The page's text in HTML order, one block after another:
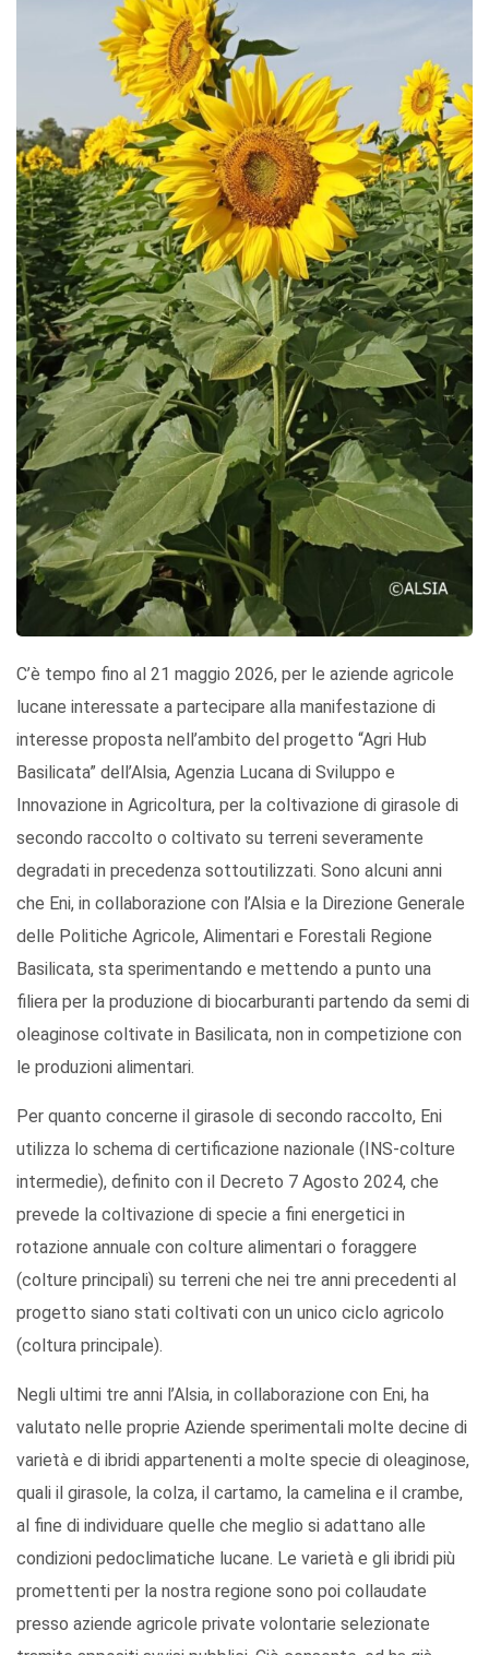
C’è tempo fino al 21 maggio 2026, per le aziende agricole
lucane interessate a partecipare alla manifestazione di
interesse proposta nell’ambito del progetto “Agri Hub
Basilicata” dell’Alsia, Agenzia Lucana di Sviluppo e
Innovazione in Agricoltura, per la coltivazione di girasole di
secondo raccolto o coltivato su terreni severamente
degradati in precedenza sottoutilizzati. Sono alcuni anni
che Eni, in collaborazione con l’Alsia e la Direzione Generale
delle Politiche Agricole, Alimentari e Forestali Regione
Basilicata, sta sperimentando e mettendo a punto una
filiera per la produzione di biocarburanti partendo da semi di
oleaginose coltivate in Basilicata, non in competizione con
le produzioni alimentari.
Per quanto concerne il girasole di secondo raccolto, Eni
utilizza lo schema di certificazione nazionale (INS-colture
intermedie), definito con il Decreto 7 Agosto 2024, che
prevede la coltivazione di specie a fini energetici in
rotazione annuale con colture alimentari o foraggere
(colture principali) su terreni che nei tre anni precedenti al
progetto siano stati coltivati con un unico ciclo agricolo
(coltura principale).
Negli ultimi tre anni l’Alsia, in collaborazione con Eni, ha
valutato nelle proprie Aziende sperimentali molte decine di
varietà e di ibridi appartenenti a molte specie di oleaginose,
quali il girasole, la colza, il cartamo, la camelina e il crambe,
al fine di individuare quelle che meglio si adattano alle
condizioni pedoclimatiche lucane. Le varietà e gli ibridi più
promettenti per la nostra regione sono poi collaudate
presso aziende agricole private volontarie selezionate